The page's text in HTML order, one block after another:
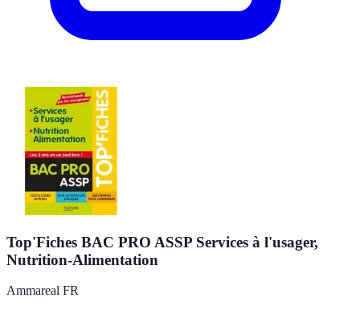
Top'Fiches BAC PRO ASSP Services à l'usager,
Nutrition-Alimentation
Ammareal FR